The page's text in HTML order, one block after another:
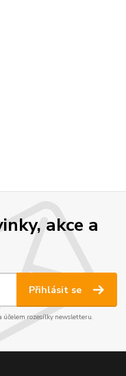
akce a
Přihlásit se
účelem rozesílky newsletteru.